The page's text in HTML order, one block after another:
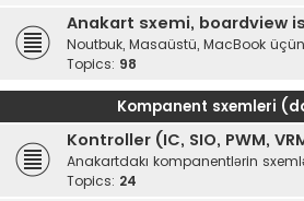
Anakart sxemi, boardview
Noutbuk, Masaüstü, MacBook
Topics: 98
Kompanent sxemleri
Kontroller (IC, SIO, PWM,
Anakartdakı kompanentlərin
Topics: 24